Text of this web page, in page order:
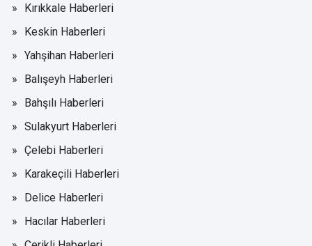
Kırıkkale Haberleri
Keskin Haberleri
Yahşihan Haberleri
Balışeyh Haberleri
Bahşılı Haberleri
Sulakyurt Haberleri
Çelebi Haberleri
Karakeçili Haberleri
Delice Haberleri
Hacılar Haberleri